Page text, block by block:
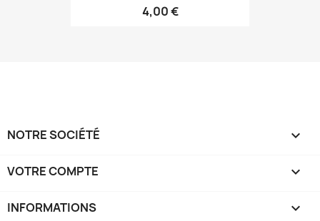
4,00 €
NOTRE SOCIÉTÉ 
VOTRE COMPTE 
INFORMATIONS keyboard_arrow_down